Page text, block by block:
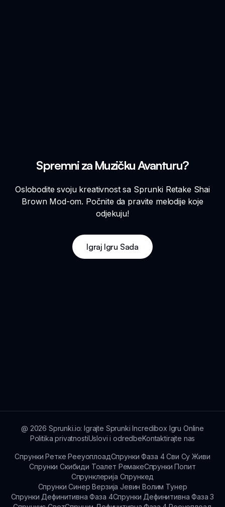
Spremni za Muzičku Avanturu?
Oslobodite svoju kreativnost sa Sprunki Retake Shai
Brown Mod-om. Počnite da pravite melodije koje
odjekuju!
Igraj Igru Sada
@ 2026 Sprunki.io: Igrajte Sprunki Incredibox Igru Online
Politika privatnostiUslovi i odredbeKontaktirajte nas
Спрунки Ретке РееуоплоадСпрунки Фаза 4 Сви Су Живи
Спрунки Скибиди Тоалет РемакеСпрунки Попит
Спрунклерија Спрункед
Спрунки Синер Верзија Јевин Волим Тунер
Спрунки Дефинитивна Фаза 4Спрунки Дефинитивна Фаза 3